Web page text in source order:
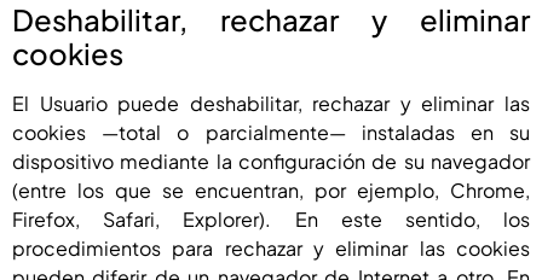
Deshabilitar, rechazar y eliminar
cookies
El Usuario puede deshabilitar, rechazar y eliminar las
cookies —total o parcialmente— instaladas en su
dispositivo mediante la configuración de su navegador
(entre los que se encuentran, por ejemplo, Chrome,
Firefox, Safari, Explorer). En este sentido, los
procedimientos para rechazar y eliminar las cookies